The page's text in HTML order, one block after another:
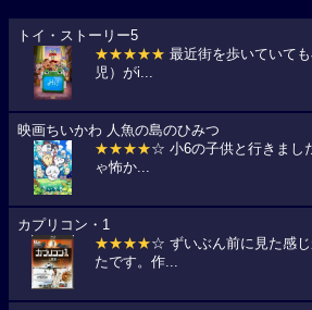
トイ・ストーリー5
★★★★★ 最近街を歩いていて
児）がi...
映画ちいかわ 人魚の島のひみつ
★★★★☆ 小6の子供と行きまし
ゃ怖か...
カプリコン・1
★★★★☆ ずいぶん前に見た感
たです。作...